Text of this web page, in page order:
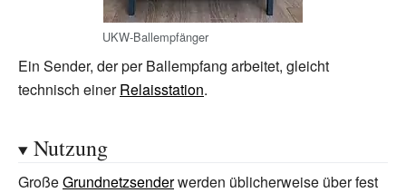
UKW-Ballempfänger
Ein Sender, der per Ballempfang arbeitet, gleicht
technisch einerRelaisstation.
Nutzung
GroßeGrundnetzsenderwerden üblicherweise über fest